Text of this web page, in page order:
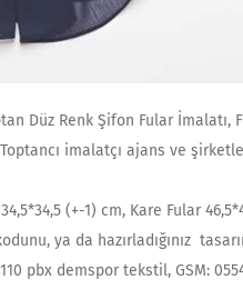
Düz Renk Şifon Fular İmalatı,
imalatçı ajans ve
(+-1) cm, Kare Fular
ya da hazırladığınız
pbx demspor tekstil, GSM: